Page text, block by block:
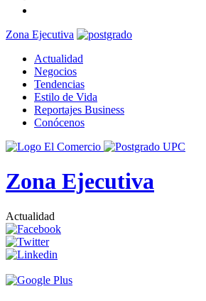
Zona Ejecutiva
Actualidad
Negocios
Tendencias
Estilo de Vida
Reportajes Business
Conócenos
Zona Ejecutiva
Actualidad